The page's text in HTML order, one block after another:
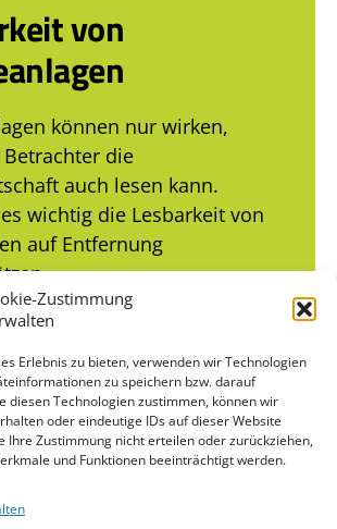
Zustimmung
Erlebnis zu bieten, verwenden wir Technologien
zu speichern bzw. darauf
diesen Technologien zustimmen, können wir
oder eindeutige IDs auf dieser Website
Ihre Zustimmung nicht erteilen oder zurückziehen,
und Funktionen beeinträchtigt werden.
von
können nur wirken,
die
auch lesen kann.
wichtig die Lesbarkeit von
auf Entfernung
von Werbeanlagen